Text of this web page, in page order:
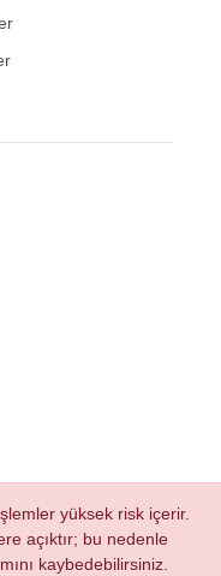
yüksek risk içerir.
açıktır; bu nedenle
kaybedebilirsiniz.